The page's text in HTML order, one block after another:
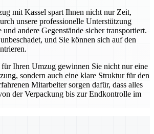
mit Kassel spart Ihnen nicht nur Zeit,
unsere professionelle Unterstützung
andere Gegenstände sicher transportiert.
und Sie können sich auf den
Ihren Umzug gewinnen Sie nicht nur eine
sondern auch eine klare Struktur für den
Mitarbeiter sorgen dafür, dass alles
der Verpackung bis zur Endkontrolle im